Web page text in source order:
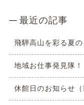
最近の記事
飛騨高山を彩る夏
地域お仕事発見隊！
休館日のお知らせ